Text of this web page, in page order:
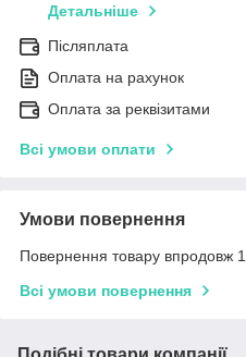
Детальніше
Післяплата
Оплата на рахунок
Оплата за реквізитами
Всі умови оплати
Умови повернення
Повернення товару впродовж
Всі умови повернення